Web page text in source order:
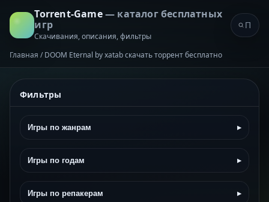
Torrent-Game— каталог бесплатных
игр
Скачивания, описания, фильтры
Главная / DOOM Eternal by xatab скачать торрент бесплатно
Фильтры
Игры по жанрам ▸
Игры по годам ▸
Игры по репакерам ▸